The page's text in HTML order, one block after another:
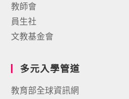
教師會
員生社
文教基金會
多元入學管道
教育部全球資訊網